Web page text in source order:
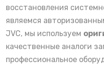
восстановления
являемся
JVC, мы используем
качественные аналоги
профессиональное